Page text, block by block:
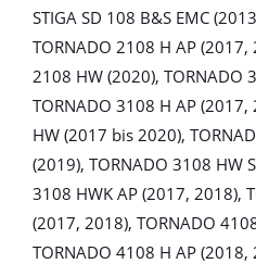
STIGA SD 108 B&S EMC
TORNADO 2108 H AP
2108 HW (2020), TORNADO
TORNADO 3108 H AP
HW (2017 bis 2020),
(2019), TORNADO 3108 HW
3108 HWK AP (2017, 2018),
(2017, 2018), TORNADO
TORNADO 4108 H AP